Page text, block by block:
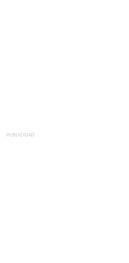
PUBLICIDAD